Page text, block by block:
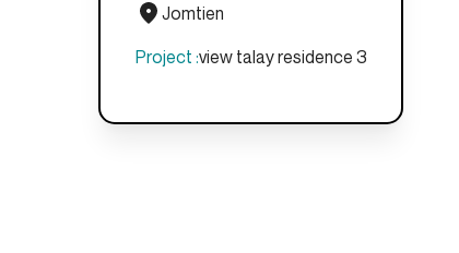
Jomtien
Project :view talay residence 3